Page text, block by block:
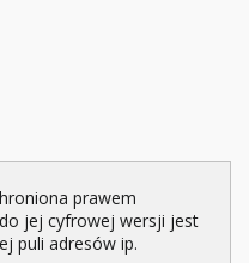
prawem
jej cyfrowej wersji jest
puli adresów ip.